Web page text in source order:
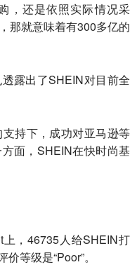
，还是依照实际情况采
那就意味着有300多亿的
露出了SHEIN对目前全
持下，成功对亚马逊等
面，SHEIN在快时尚基
，46735人给SHEIN打
等级是“Poor”。